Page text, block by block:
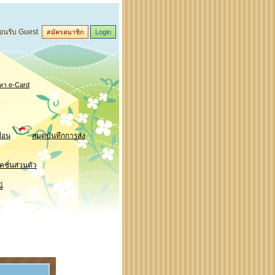
นรับ Guest สมัครสมาชิก Login
e-Card
อน สมุดบันทึกการส่ง
ชั่นส่วนตัว